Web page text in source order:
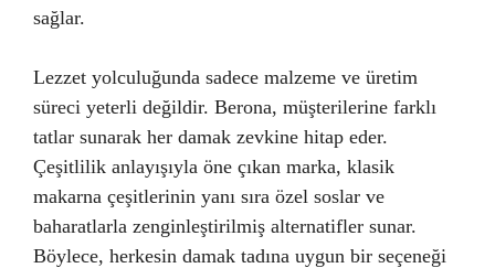
sağlar.
Lezzet yolculuğunda sadece malzeme ve üretim
süreci yeterli değildir. Berona, müşterilerine farklı
tatlar sunarak her damak zevkine hitap eder.
Çeşitlilik anlayışıyla öne çıkan marka, klasik
makarna çeşitlerinin yanı sıra özel soslar ve
baharatlarla zenginleştirilmiş alternatifler sunar.
Böylece, herkesin damak tadına uygun bir seçeneği